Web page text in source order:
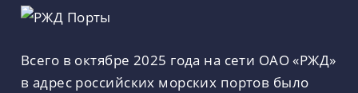
Всего в октябре 2025 года на сети ОАО «РЖД»
в адрес российских морских портов было